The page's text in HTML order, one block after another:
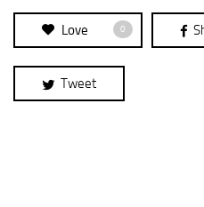
Love 0
Tweet